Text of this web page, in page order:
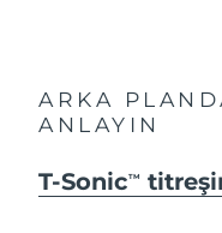
ARKA
ANLAYIN
T-SonicTM